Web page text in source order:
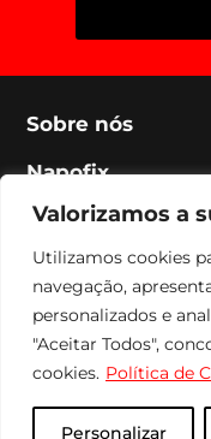
Valorizamos a
Utilizamos cookies
navegação,
personalizados e
"Aceitar Todos",
cookies. Política de
Personalizar
Sobre nós
Napofix
Contactos
Legal
Social